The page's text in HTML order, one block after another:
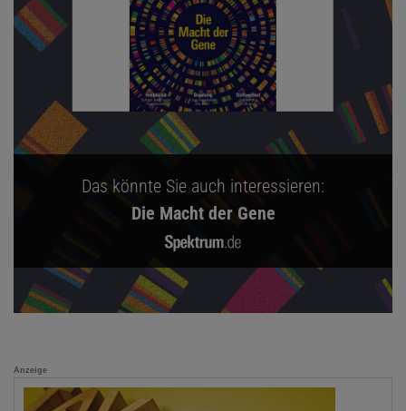
Das könnte Sie auch interessieren:
Die Macht der Gene
Anzeige